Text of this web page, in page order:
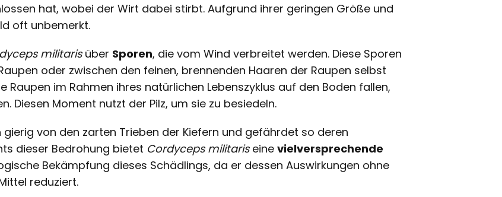
hat, wobei der Wirt dabei stirbt. Aufgrund ihrer geringen Größe und
oft unbemerkt.
militarisüber Sporen, die vom Wind verbreitet werden. Diese Sporen
oder zwischen den feinen, brennenden Haaren der Raupen selbst
Raupen im Rahmen ihres natürlichen Lebenszyklus auf den Boden fallen,
Diesen Moment nutzt der Pilz, um sie zu besiedeln.
von den zarten Trieben der Kiefern und gefährdet so deren
dieser Bedrohung bietet Cordyceps militariseine vielversprechende
Bekämpfung dieses Schädlings, da er dessen Auswirkungen ohne
reduziert.